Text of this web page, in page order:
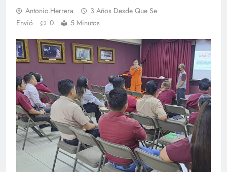
Antonio.herrera
3 Años Desde Que Se
Envió
0 5 Minutos